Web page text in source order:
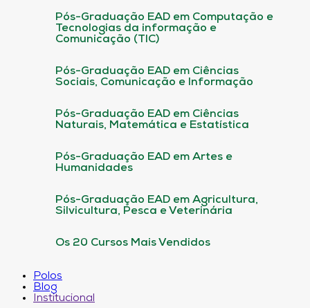
Pós-Graduação EAD em Computação e
Tecnologias da informação e
Comunicação (TIC)
Pós-Graduação EAD em Ciências
Sociais, Comunicação e Informação
Pós-Graduação EAD em Ciências
Naturais, Matemática e Estatística
Pós-Graduação EAD em Artes e
Humanidades
Pós-Graduação EAD em Agricultura,
Silvicultura, Pesca e Veterinária
Os 20 Cursos Mais Vendidos
Polos
Blog
Institucional